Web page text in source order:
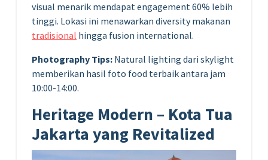
visual menarik mendapat engagement 60% lebih
tinggi. Lokasi ini menawarkan diversity makanan
tradisional hingga fusion international.
Photography Tips: Natural lighting dari skylight
memberikan hasil foto food terbaik antara jam
10:00-14:00.
Heritage Modern – Kota Tua
Jakarta yang Revitalized